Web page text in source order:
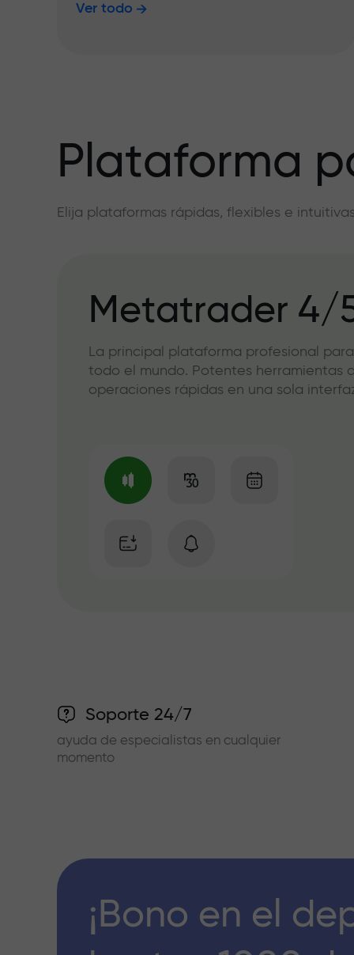
Ver todo
Plataforma
Elija plataformas rápidas, flexibles e
Metatrader 4/
La principal plataforma profesional
todo el mundo. Potentes herramientas
operaciones rápidas en una sola
Soporte 24/7
ayuda de especialistas en cualquier
momento
¡Bono en el